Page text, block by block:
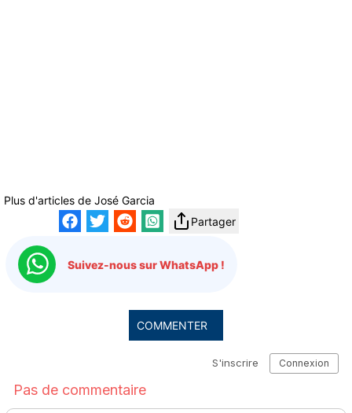
Plus d'articles de José Garcia
Partager
Suivez-nous sur WhatsApp !
COMMENTER